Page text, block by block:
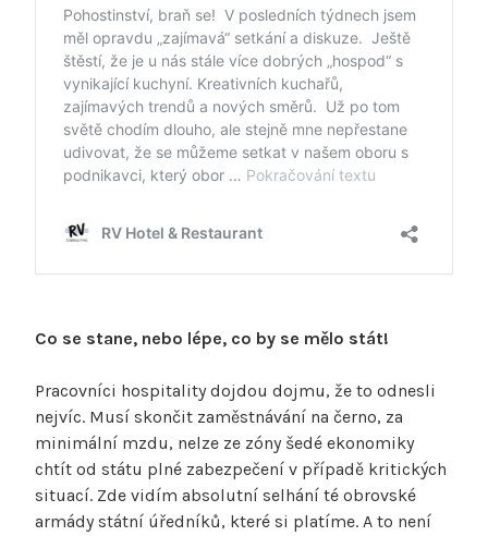
Co se stane, nebo lépe, co by se mělo stát!
Pracovníci hospitality dojdou dojmu, že to odnesli
nejvíc. Musí skončit zaměstnávání na černo, za
minimální mzdu, nelze ze zóny šedé ekonomiky
chtít od státu plné zabezpečení v případě kritických
situací. Zde vidím absolutní selhání té obrovské
armády státní úředníků, které si platíme. A to není